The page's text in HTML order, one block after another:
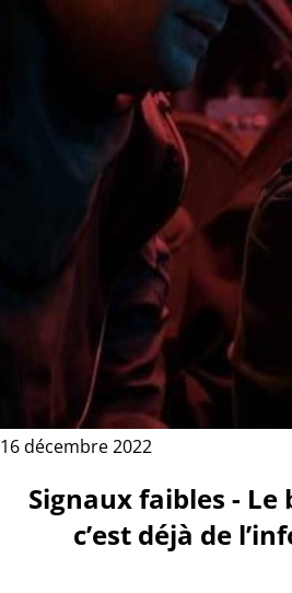
16 décembre 2022
Signaux faibles -
c’est déjà de